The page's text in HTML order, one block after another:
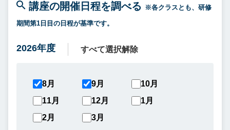
講座の開催日程を調べる ※各クラスとも、研修
期間第1日目の日程が基準です。
2026年度 すべて選択解除
8月 9月
10月
11月
12月
1月
2月
3月